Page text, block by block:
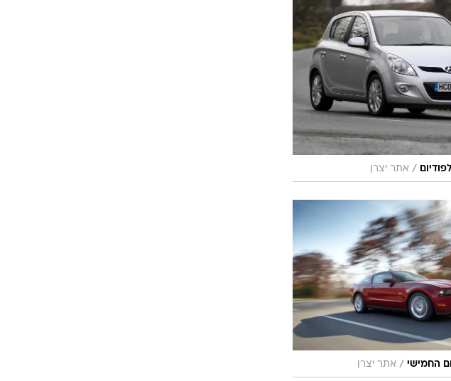
/ אתר יצרן
החמישי / אתר יצרן